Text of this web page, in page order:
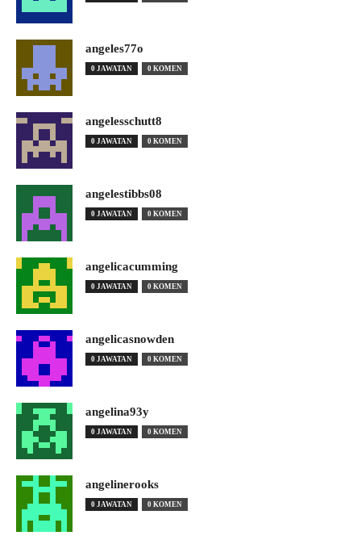
angeles77o
0 JAWATAN 0 KOMEN
angelesschutt8
0 JAWATAN 0 KOMEN
angelestibbs08
0 JAWATAN 0 KOMEN
angelicacumming
0 JAWATAN 0 KOMEN
angelicasnowden
0 JAWATAN 0 KOMEN
angelina93y
0 JAWATAN 0 KOMEN
angelinerooks
0 JAWATAN 0 KOMEN